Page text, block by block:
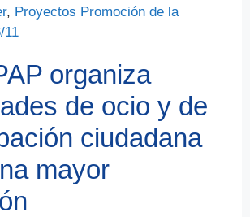
, Proyectos Promoción de la
11
organiza
de ocio y de
ciudadana
mayor